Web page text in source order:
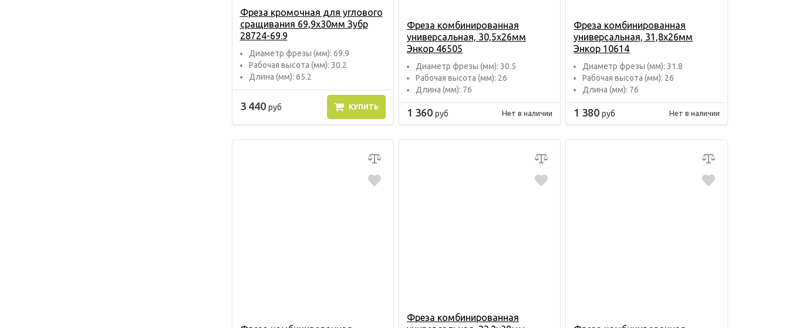
Фреза кромочная для углового
сращивания 69,9х30мм Зубр
28724-69.9
Диаметр фрезы (мм): 69.9
Рабочая высота (мм): 30.2
Длина (мм): 65.2
3 440 руб КУПИТЬ
Фреза комбинированная
универсальная, 30,5х26мм
Энкор 46505
Диаметр фрезы (мм): 30.5
Рабочая высота (мм): 26
Длина (мм): 76
1 360 руб Нет в наличии
Фреза комбинированная
универсальная, 31,8х26мм
Энкор 10614
Диаметр фрезы (мм): 31.8
Рабочая высота (мм): 26
Длина (мм): 76
1 380руб Нет в наличии
Фреза комбинированная